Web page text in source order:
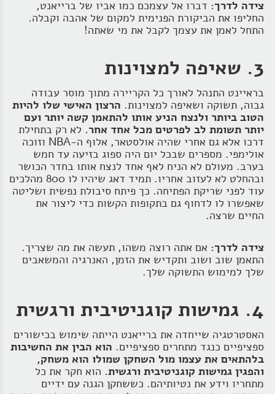
צידה לדרך: דברו אל עצמכם כמו אביו של ברייאנט,
החליפו את הביקורת הפנימית למקום של אהבה וקבלה.
התחל לאמן את עצמך לקבל את מי שאתה!
3. שאיפה למצוינות
בראיינט התנהל לאורך כל הקריירה מתוך מוסר עבודה
גבוה, תשוקה ושאיפה למצוינות. הרצון האישי שלו להיות
הטוב ביותר ולנצח הניע אותו להתאמן קשה יותר ועם
יותר תשומת לב לפרטים מכל אחד אחר. לא רק בתחילת
דרכו אלא גם אחרי שהיה אולסטאר, אלוף ה-NBA וזוכה
אולימפי. מספרים שבכל יום היה ספוג בזיעה עד חמש
בערב. מעולם לא הניח לאף אחד לנצח אותו בחדר הכושר
ובהחלט לא לעזוב אחריו. תמיד דאג שיהיו לו 800 מהלכים
עוד לפני שריקת הפתיחה. כך פיתח סיבולת נפשית ושליטה
שאפשרו לו לדחוף גם בתקופות הקשות כדי ליצור את
החיים שרצה.
צידה לדרך: אם אתה רוצה משהו, תעשה את מה שצריך.
התאמן שוב ושוב ותקדיש את הזמן, האנרגיה והמשאבים
שלך למימוש התשוקה שלך.
4. גמישות קוגניטיבית ורגשית
האסטרטגיה שייחדה את ברייאנט הייתה שימוש בכישורים
ספציפיים כנגד מתחרים ספציפיים. הוא הבין את החשיבות
בלהתאים את עצמו מול השחקן שמולו הוא משחק,
והפגין גמישות קוגניטיבית ורגשית. הוא חקר את כל
מתחריו וידע את נטיותיהם. כששחקן הגנה עם ידיים